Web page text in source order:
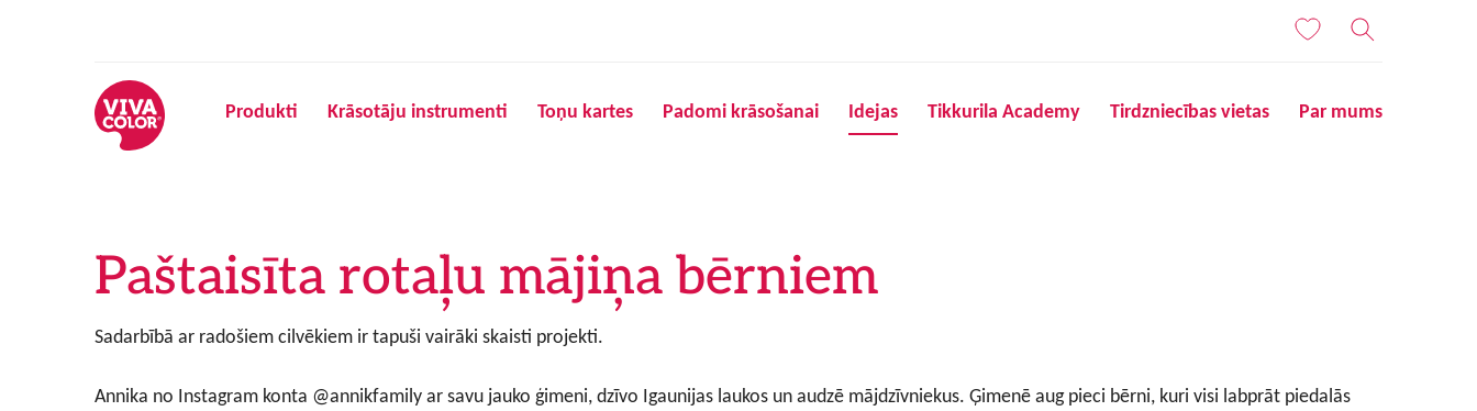
Produkti Krāsotāju instrumenti Toņu kartes Padomi krāsošanai Idejas Tikkurila Academy Tirdzniecības vietas Par mums
Paštaisīta rotaļu mājiņa bērniem
Sadarbībā ar radošiem cilvēkiem ir tapuši vairāki skaisti projekti.
Annika no Instagram konta @annikfamily ar savu jauko ģimeni, dzīvo Igaunijas laukos un audzē mājdzīvniekus. Ģimenē aug pieci bērni, kuri visi labprāt piedalās